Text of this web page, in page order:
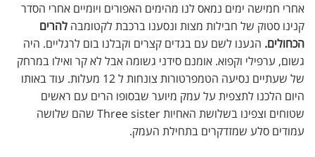
אחרי חמישה ימים נמאס לנו מהימים האפורים ויומיים אחרי הסדר
קנינו סטוק של חבילות מצות ונסענו ברכבת לקטומבה להרים
הכחולים. הגענו לשם עם בגדים קצרים וקבלנו בום לרגליים. היה
גשום, ערפילי וקפוא. אומנם סידני גשומה אבל לא קר ואילו במרחק
של שעתיים נסיעה הטמפרטורות צונחות ל 12 מעלות. עוד באותו
היום הלכנו לתצפית על עמק מיוער שבסופו הרים עם ראשים
שטוחים וצפינו בשלושת האחיות Three sister שהם שלושה
עמודים סלע שמזדקרים בתחילת העמק.